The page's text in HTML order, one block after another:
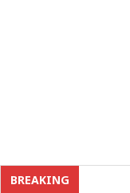
BREAKING